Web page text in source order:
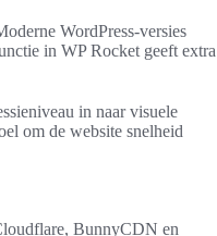
WordPress-versies
in WP Rocket geeft extra
in naar visuele
om de website snelheid
BunnyCDN en